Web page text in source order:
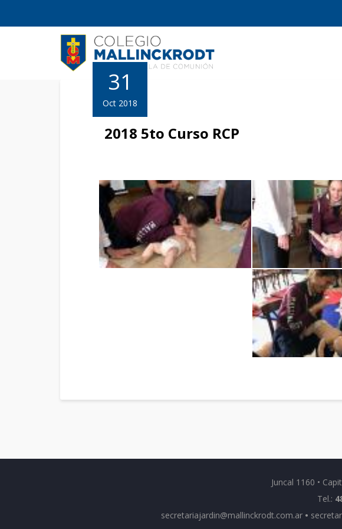
31
Oct 2018
2018 5to Curso RCP
Juncal 1160 •
Tel.:
secretariajardin@mallinckrodt.com.ar •